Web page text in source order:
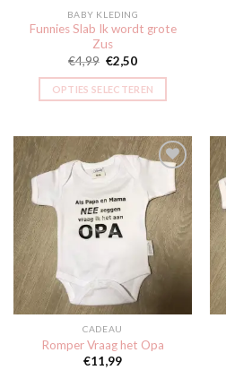
BABY KLEDING
Funnies Slab Ik wordt grote
Zus
€4,99 €2,50
OPTIES SELECTEREN
Toevoegen
aan
verlanglijst
CADEAU
Romper Vraag het Opa
€11,99